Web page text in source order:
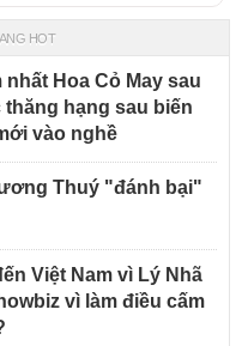
HOT
nhất Hoa Cỏ May sau
thăng hạng sau biến
vào nghề
Thuý "đánh bại"
Việt Nam vì Lý Nhã
vì làm điều cấm